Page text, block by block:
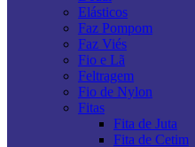
Elásticos
Faz Pompom
Faz Viés
Fio e Lã
Feltragem
Fio de Nylon
Fitas
Fita de Juta
Fita de Cetim